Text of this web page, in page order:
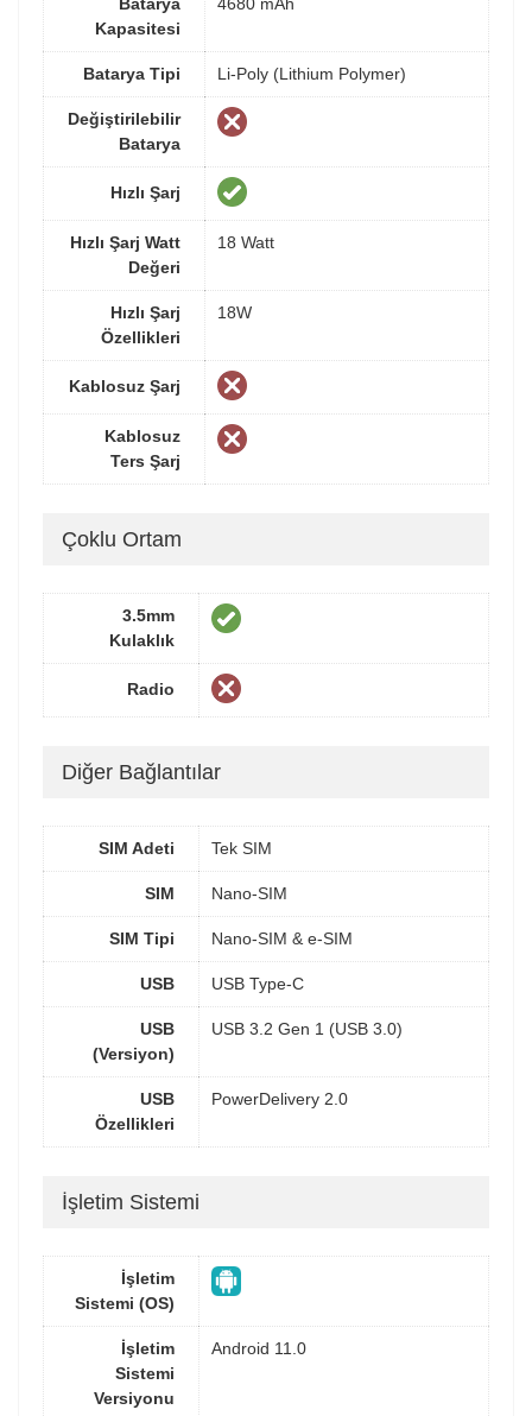
Batarya
Kapasitesi
4680 mAh
Batarya Tipi Li-Poly (Lithium Polymer)
Değiştirilebilir
Batarya
Hızlı Şarj
Hızlı Şarj Watt
Değeri
18 Watt
Hızlı Şarj
Özellikleri
18W
Kablosuz Şarj
Kablosuz
Ters Şarj
Çoklu Ortam
3.5mm
Kulaklık
Radio
Diğer Bağlantılar
SIM Adeti Tek SIM
SIM Nano-SIM
SIM Tipi Nano-SIM & e-SIM
USB USB Type-C
USB
(Versiyon)
USB 3.2 Gen 1 (USB 3.0)
USB
Özellikleri
PowerDelivery 2.0
İşletim Sistemi
İşletim
Sistemi (OS)
İşletim
Sistemi
Versiyonu
Android 11.0